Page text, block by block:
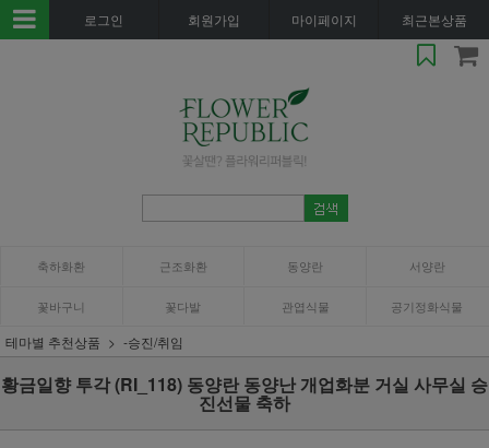
로그인 회원가입 마이페이지 최근본상품
축하화환 근조화환 동양란 서양란
꽃바구니 꽃다발 관엽식물 공기정화식물
테마별 추천상품 -승진/취임
황금일향 투각 (RI_118) 동양란 동양난 개업화분 거실 사무실 승
진선물 축하